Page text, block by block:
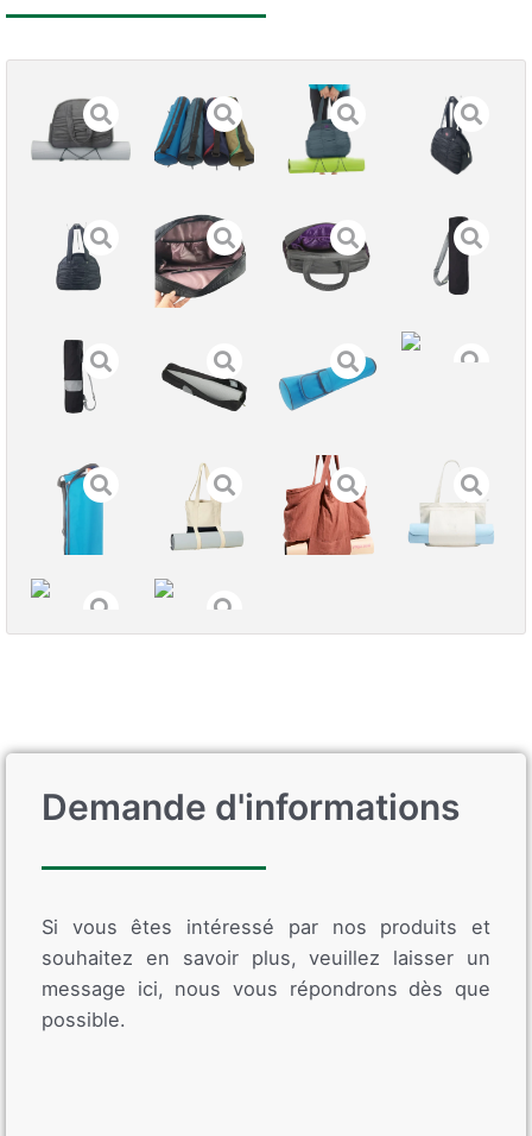
Demande d'informations
Si vous êtes intéressé par nos produits et
souhaitez en savoir plus, veuillez laisser un
message ici, nous vous répondrons dès que
possible.